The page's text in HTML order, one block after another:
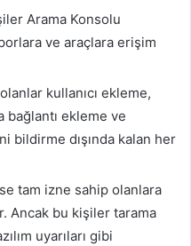
Arama Konsolu
ve araçlara erişim
kullanıcı ekleme,
bağlantı ekleme ve
bildirme dışında kalan her
tam izne sahip olanlara
Ancak bu kişiler tarama
uyarıları gibi